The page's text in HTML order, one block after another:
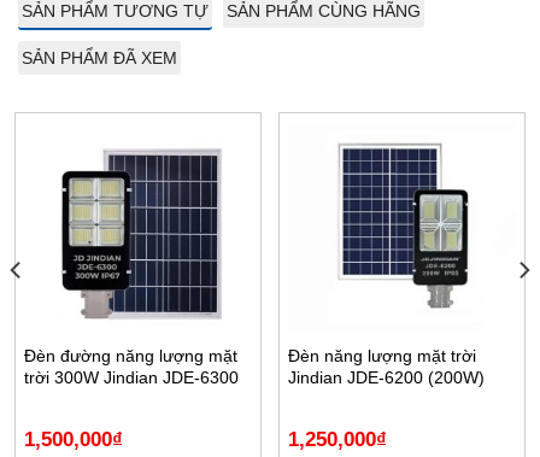
SẢN PHẨM TƯƠNG TỰ SẢN PHẨM CÙNG HÃNG
SẢN PHẨM ĐÃ XEM
Đèn đường năng lượng mặt
trời 300W Jindian JDE-6300
1,500,000₫
Đèn năng lượng mặt trời
Jindian JDE-6200 (200W)
1,250,000₫